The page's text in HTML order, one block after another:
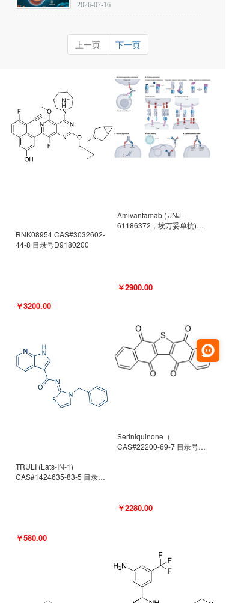
抗剂，被广泛视为研究PPARδ核
靶点药理机制的金标准化学探
针。
2026-07-16
上一页 下一页
RNK08954 CAS#3032602-
44-8 目录号D9180200
￥3200.00
TRULI (Lats-IN-1)
CAS#1424635-83-5 目录号
￥580.00
Amivantamab ( JNJ-
61186372，埃万妥单抗)
￥2900.00
Seriniquinone（
CAS#22200-69-7 目录号
￥2280.00